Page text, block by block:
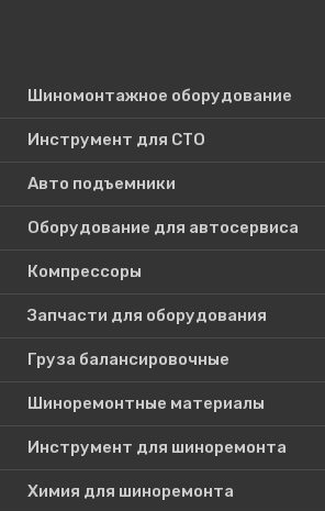
Шиномонтажное оборудование
Инструмент для СТО
Авто подъемники
Оборудование для автосервиса
Компрессоры
Запчасти для оборудования
Груза балансировочные
Шиноремонтные материалы
Инструмент для шиноремонта
Химия для шиноремонта
Поиск по сайту
Каталог
Шиномонтажное